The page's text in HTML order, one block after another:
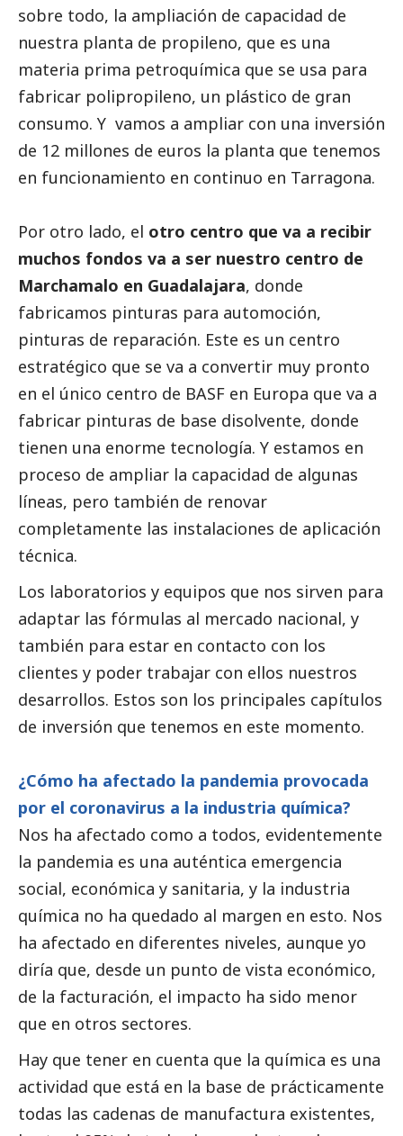
sobre todo, la ampliación de capacidad de
nuestra planta de propileno, que es una
materia prima petroquímica que se usa para
fabricar polipropileno, un plástico de gran
consumo. Y vamos a ampliar con una inversión
de 12 millones de euros la planta que tenemos
en funcionamiento en continuo en Tarragona.
Por otro lado, el otro centro que va a recibir
muchos fondos va a ser nuestro centro de
Marchamalo en Guadalajara, donde
fabricamos pinturas para automoción,
pinturas de reparación. Este es un centro
estratégico que se va a convertir muy pronto
en el único centro de BASF en Europa que va a
fabricar pinturas de base disolvente, donde
tienen una enorme tecnología. Y estamos en
proceso de ampliar la capacidad de algunas
líneas, pero también de renovar
completamente las instalaciones de aplicación
técnica.
Los laboratorios y equipos que nos sirven para
adaptar las fórmulas al mercado nacional, y
también para estar en contacto con los
clientes y poder trabajar con ellos nuestros
desarrollos. Estos son los principales capítulos
de inversión que tenemos en este momento.
¿Cómo ha afectado la pandemia provocada
por el coronavirus a la industria química?
Nos ha afectado como a todos, evidentemente
la pandemia es una auténtica emergencia
social, económica y sanitaria, y la industria
química no ha quedado al margen en esto. Nos
ha afectado en diferentes niveles, aunque yo
diría que, desde un punto de vista económico,
de la facturación, el impacto ha sido menor
que en otros sectores.
Hay que tener en cuenta que la química es una
actividad que está en la base de prácticamente
todas las cadenas de manufactura existentes,